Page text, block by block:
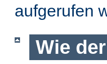
aufgerufen
Wie